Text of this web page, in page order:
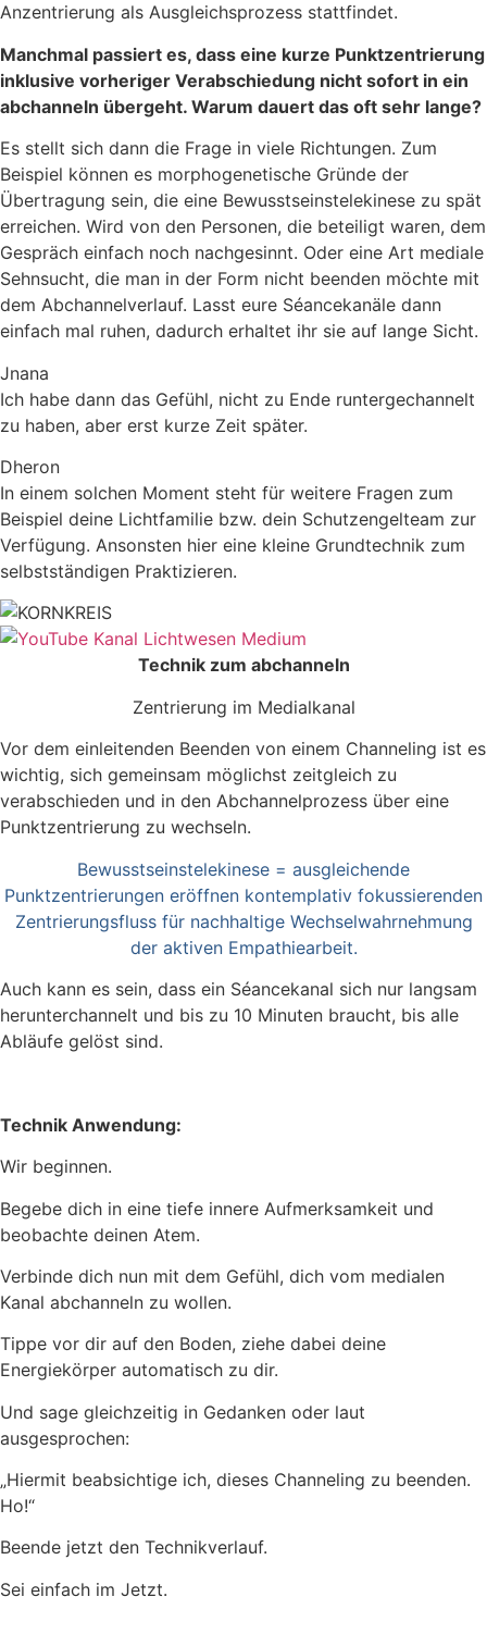
Anzentrierung als Ausgleichsprozess stattfindet.
Manchmal passiert es, dass eine kurze Punktzentrierung
inklusive vorheriger Verabschiedung nicht sofort in ein
abchanneln übergeht. Warum dauert das oft sehr lange?
Es stellt sich dann die Frage in viele Richtungen. Zum
Beispiel können es morphogenetische Gründe der
Übertragung sein, die eine Bewusstseinstelekinese zu spät
erreichen. Wird von den Personen, die beteiligt waren, dem
Gespräch einfach noch nachgesinnt. Oder eine Art mediale
Sehnsucht, die man in der Form nicht beenden möchte mit
dem Abchannelverlauf. Lasst eure Séancekanäle dann
einfach mal ruhen, dadurch erhaltet ihr sie auf lange Sicht.
Jnana
Ich habe dann das Gefühl, nicht zu Ende runtergechannelt
zu haben, aber erst kurze Zeit später.
Dheron
In einem solchen Moment steht für weitere Fragen zum
Beispiel deine Lichtfamilie bzw. dein Schutzengelteam zur
Verfügung. Ansonsten hier eine kleine Grundtechnik zum
selbstständigen Praktizieren.
Technik zum abchanneln
Zentrierung im Medialkanal
Vor dem einleitenden Beenden von einem Channeling ist es
wichtig, sich gemeinsam möglichst zeitgleich zu
verabschieden und in den Abchannelprozess über eine
Punktzentrierung zu wechseln.
Bewusstseinstelekinese = ausgleichende
Punktzentrierungen eröffnen kontemplativ fokussierenden
Zentrierungsfluss für nachhaltige Wechselwahrnehmung
der aktiven Empathiearbeit.
Auch kann es sein, dass ein Séancekanal sich nur langsam
herunterchannelt und bis zu 10 Minuten braucht, bis alle
Abläufe gelöst sind.
Technik Anwendung:
Wir beginnen.
Begebe dich in eine tiefe innere Aufmerksamkeit und
beobachte deinen Atem.
Verbinde dich nun mit dem Gefühl, dich vom medialen
Kanal abchanneln zu wollen.
Tippe vor dir auf den Boden, ziehe dabei deine
Energiekörper automatisch zu dir.
Und sage gleichzeitig in Gedanken oder laut
ausgesprochen:
„Hiermit beabsichtige ich, dieses Channeling zu beenden.
Ho!“
Beende jetzt den Technikverlauf.
Sei einfach im Jetzt.